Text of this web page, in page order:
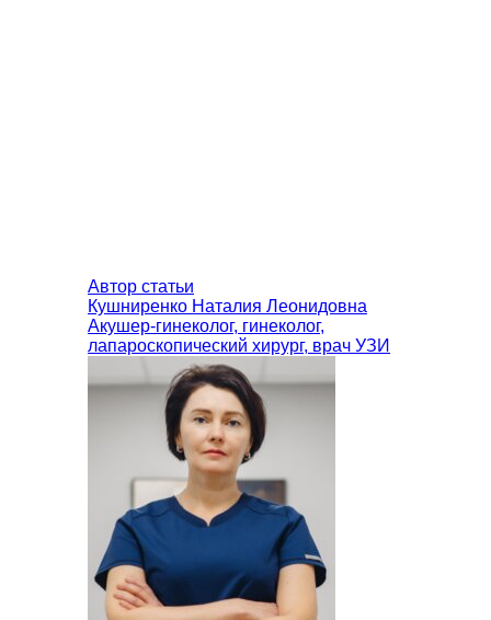
Автор статьи
Кушниренко Наталия Леонидовна
Акушер-гинеколог, гинеколог,
лапароскопический хирург, врач УЗИ